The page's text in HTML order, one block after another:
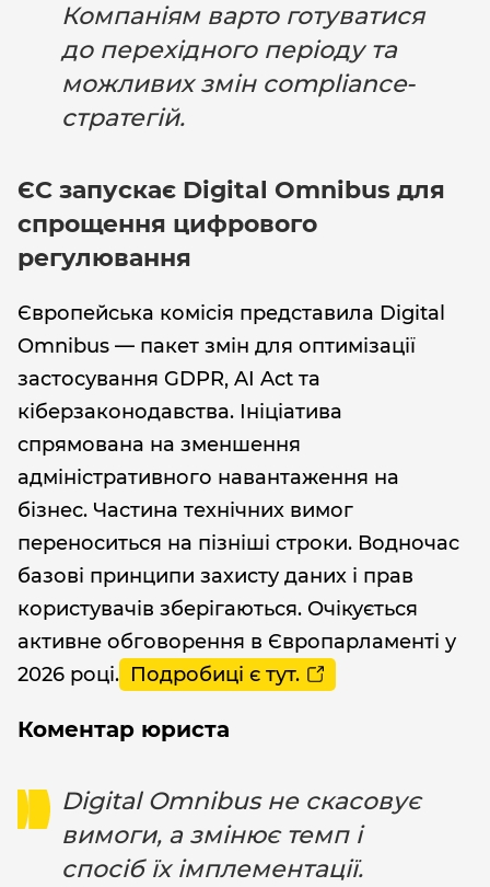
Компаніям варто готуватися
до перехідного періоду та
можливих змін compliance-
стратегій.
ЄС запускає Digital Omnibus для
спрощення цифрового
регулювання
Європейська комісія представила Digital
Omnibus — пакет змін для оптимізації
застосування GDPR, AI Act та
кіберзаконодавства. Ініціатива
спрямована на зменшення
адміністративного навантаження на
бізнес. Частина технічних вимог
переноситься на пізніші строки. Водночас
базові принципи захисту даних і прав
користувачів зберігаються. Очікується
активне обговорення в Європарламенті у
2026 році. Подробиці є тут.
Коментар юриста
Digital Omnibus не скасовує
вимоги, а змінює темп і
спосіб їх імплементації.